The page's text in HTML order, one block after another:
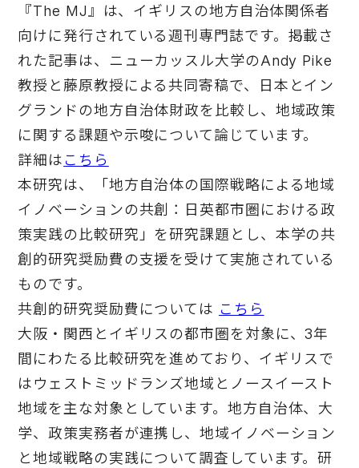
『The MJ』は、イギリスの地方自治体関係者
向けに発行されている週刊専門誌です。掲載さ
れた記事は、ニューカッスル大学のAndy Pike
教授と藤原教授による共同寄稿で、日本とイン
グランドの地方自治体財政を比較し、地域政策
に関する課題や示唆について論じています。
詳細は こちら
本研究は、「地方自治体の国際戦略による地域
イノベーションの共創：日英都市圏における政
策実践の比較研究」を研究課題とし、本学の共
創的研究奨励費の支援を受けて実施されている
ものです。
共創的研究奨励費については こちら
大阪・関西とイギリスの都市圏を対象に、3年
間にわたる比較研究を進めており、イギリスで
はウェストミッドランズ地域とノースイースト
地域を主な対象としています。地方自治体、大
学、政策実務者が連携し、地域イノベーション
と地域戦略の実践について調査しています。研